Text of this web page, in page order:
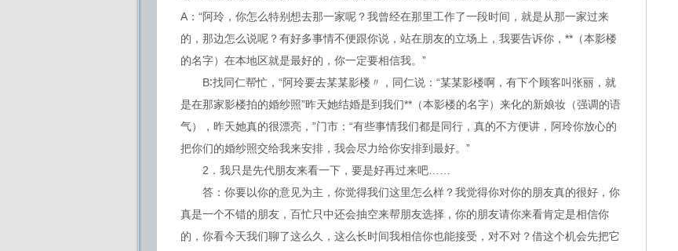
A：“阿玲，你怎么特别想去那一家呢？我曾经在那里工作了一段时间，就是从那一家过来
的，那边怎么说呢？有好多事情不便跟你说，站在朋友的立场上，我要告诉你，**（本影楼
的名字）在本地区就是最好的，你一定要相信我。”
B∶找同仁帮忙，“阿玲要去某某影楼〃，同仁说：“某某影楼啊，有下个顾客叫张丽，就
是在那家影楼拍的婚纱照”昨天她结婚是到我们**（本影楼的名字）来化的新娘妆（强调的语
气），昨天她真的很漂亮，”门市：“有些事情我们都是同行，真的不方便讲，阿玲你放心的
把你们的婚纱照交给我来安排，我会尽力给你安排到最好。”
2．我只是先代朋友来看一下，要是好再过来吧……
答：你要以你的意见为主，你觉得我们这里怎么样？我觉得你对你的朋友真的很好，你
真是一个不错的朋友，百忙只中还会抽空来帮朋友选择，你的朋友请你来看肯定是相信你
的，你看今天我们聊了这么久，这么长时间我相信你也能接受，对不对？借这个机会先把它